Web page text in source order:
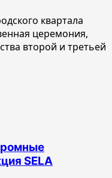
квартала
церемония,
второй и третьей
SELA